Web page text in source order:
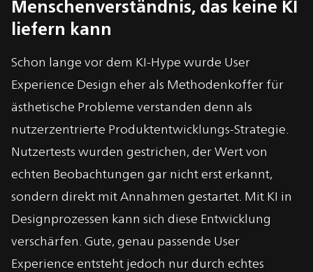
Menschenverständnis, das keine KI
liefern kann
Schon lange vor dem KI-Hype wurde User
Experience Design eher als Methodenkoffer für
ästhetische Probleme verstanden denn als
nutzerzentrierte Produktentwicklungs-Strategie.
Nutzertests wurden gestrichen, der Wert von
echten Beobachtungen gar nicht erst erkannt,
sondern direkt mit Annahmen gestartet. Mit KI in
Designprozessen kann sich diese Entwicklung
verschärfen. Gute, genau passende User
Experience entsteht jedoch nur durch echtes